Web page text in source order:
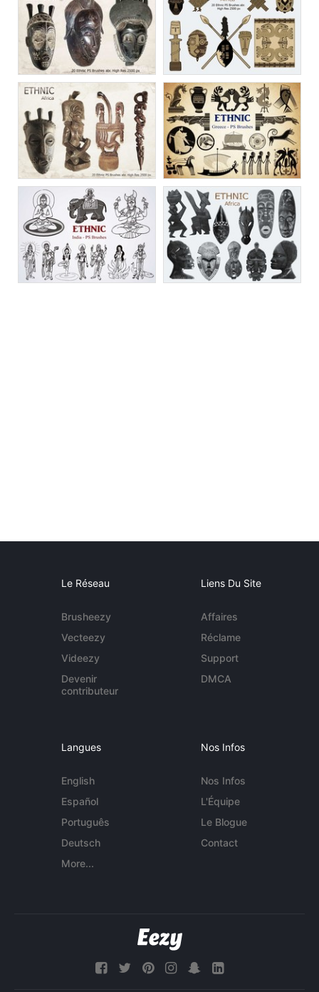
Le Réseau
Brusheezy
Vecteezy
Videezy
Devenir
contributeur
Liens Du Site
Affaires
Réclame
Support
DMCA
Langues
English
Español
Português
Deutsch
More...
Nos Infos
Nos Infos
L'Équipe
Le Blogue
Contact